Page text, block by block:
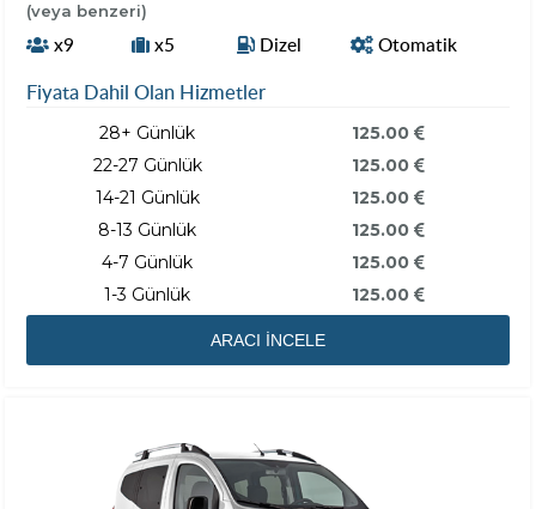
(veya benzeri)
x9 x5 Dizel Otomatik
Fiyata Dahil Olan Hizmetler
28+ Günlük
22-27 Günlük
14-21 Günlük
8-13 Günlük
4-7 Günlük
1-3 Günlük
125.00
125.00
125.00
125.00
125.00
125.00
ARACI İNCELE